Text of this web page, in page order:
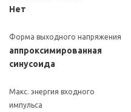
Нет
Форма выходного напряжения
аппроксимированная
синусоида
Макс. энергия входного
импульса